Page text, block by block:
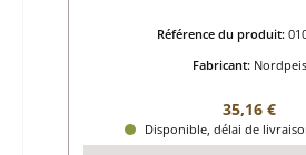
Référence du produit:
Fabricant: Nordpeis
Prix régulier
35,16 €
Disponible, délai de